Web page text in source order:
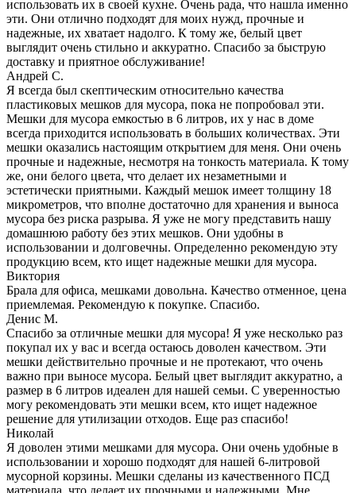
использовать их в своей кухне. Очень рада, что нашла именно
эти. Они отлично подходят для моих нужд, прочные и
надежные, их хватает надолго. К тому же, белый цвет
выглядит очень стильно и аккуратно. Спасибо за быструю
доставку и приятное обслуживание!
Андрей С.
Я всегда был скептическим относительно качества
пластиковых мешков для мусора, пока не попробовал эти.
Мешки для мусора емкостью в 6 литров, их у нас в доме
всегда приходится использовать в больших количествах. Эти
мешки оказались настоящим открытием для меня. Они очень
прочные и надежные, несмотря на тонкость материала. К тому
же, они белого цвета, что делает их незаметными и
эстетически приятными. Каждый мешок имеет толщину 18
микрометров, что вполне достаточно для хранения и выноса
мусора без риска разрыва. Я уже не могу представить нашу
домашнюю работу без этих мешков. Они удобны в
использовании и долговечны. Определенно рекомендую эту
продукцию всем, кто ищет надежные мешки для мусора.
Виктория
Брала для офиса, мешками довольна. Качество отменное, цена
приемлемая. Рекомендую к покупке. Спасибо.
Денис М.
Спасибо за отличные мешки для мусора! Я уже несколько раз
покупал их у вас и всегда остаюсь доволен качеством. Эти
мешки действительно прочные и не протекают, что очень
важно при выносе мусора. Белый цвет выглядит аккуратно, а
размер в 6 литров идеален для нашей семьи. С уверенностью
могу рекомендовать эти мешки всем, кто ищет надежное
решение для утилизации отходов. Еще раз спасибо!
Николай
Я доволен этими мешками для мусора. Они очень удобные в
использовании и хорошо подходят для нашей 6-литровой
мусорной корзины. Мешки сделаны из качественного ПСД